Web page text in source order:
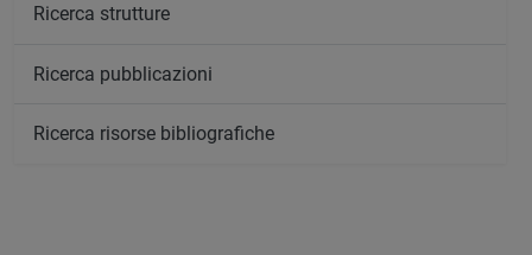
Ricerca strutture
Ricerca pubblicazioni
Ricerca risorse bibliografiche